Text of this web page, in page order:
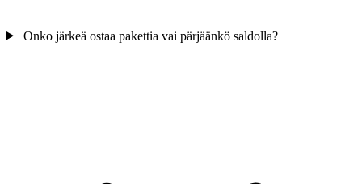
Onko järkeä ostaa pakettia vai pärjäänkö saldolla?